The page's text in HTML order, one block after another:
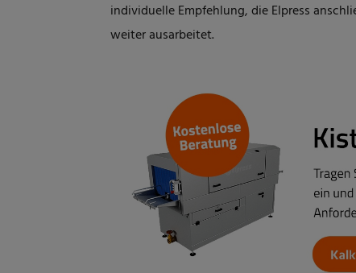
individuelle Empfehlung, die Elpress
weiter ausarbeitet.